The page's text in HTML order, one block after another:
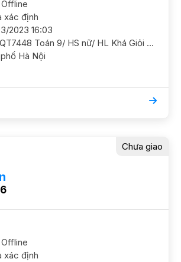
xác định
2023 16:03
Yêu cầu khác: QT7448 Toán 9/ HS nữ/ HL Khá Giỏi Cần GS nắm chắc kiến thức và ôn luyện thi cấp 3 Mục tiêu trường Công top 1 và trường hệ cận Chuyên GS nữ có kinh nghiệm ĐC ngõ 243 Tam Trinh, gần cầu Mai Động Học phí 200 - 250k/b/2h
phố Hà Nội
Chưa giao
xác định